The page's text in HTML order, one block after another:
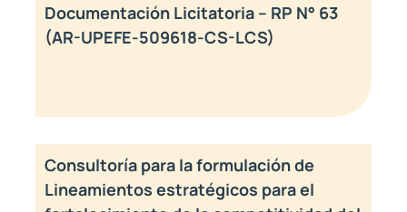
Documentación Licitatoria – RP N° 63
(AR-UPEFE-509618-CS-LCS)
Consultoría para la formulación de
Lineamientos estratégicos para el